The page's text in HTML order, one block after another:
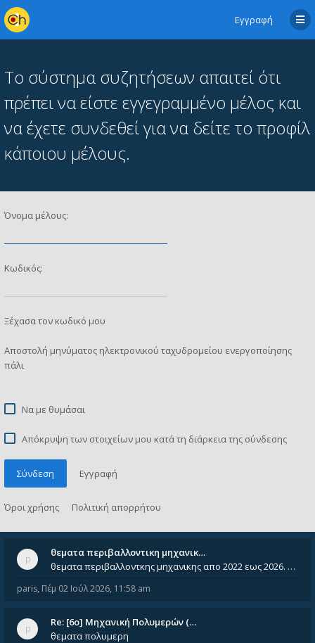
Εγγραφή
Το σύστημα συζητήσεων απαιτεί ότι
πρέπει να είστε εγγεγραμμένο μέλος και
να έχετε συνδεθεί για να δείτε το προφίλ
κάποιου μέλους.
Όνομα μέλους:
Κωδικός:
Ξέχασα τον κωδικό μου
Αποστολή μηνύματος ηλεκτρονικού ταχυδρομείου ενεργοποίησης
πάλι
Να με θυμάσαι
Απόκρυψη των στοιχείων μου κατά τη διάρκεια της σύνδεσης
Σύνδεση Εγγραφή
Όροι χρήσης Πολιτική απορρήτου
θεματα περιβαλλοντικη μηχανικ…
θεματα περιβαλλοντκης μηχανικης απο 2022 εως 2026. Δεν ειναι μεσα του Σεπτεμβιου του 2025. Αν τα εχει καποιος ας τα ανε
paris, Πέμ 02 Ιούλ 2026, 11:58 am
Re: [6o] Mηχανική Πολυμερών (…
θεματα πολυμερη